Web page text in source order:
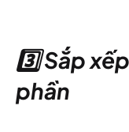
3️⃣ Sắp
phần